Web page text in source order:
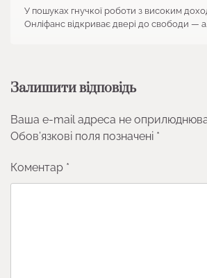
У пошуках гнучкої роботи з високим
Онліфанс відкриває двері до свободи —
Залишити відповідь
Ваша e-mail адреса не
Обов’язкові поля позначені *
Коментар *